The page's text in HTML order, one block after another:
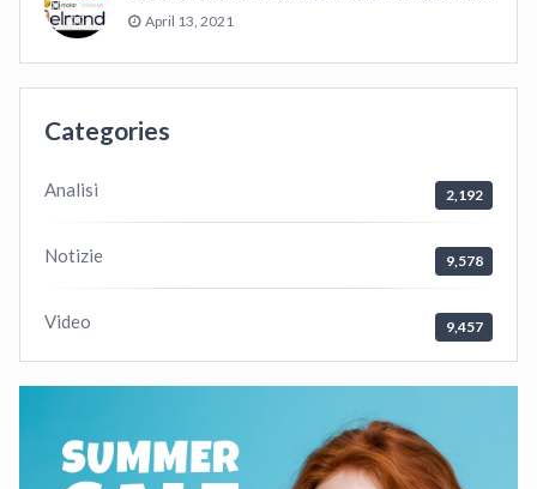
April 13, 2021
Categories
Analisi 2,192
Notizie 9,578
Video 9,457